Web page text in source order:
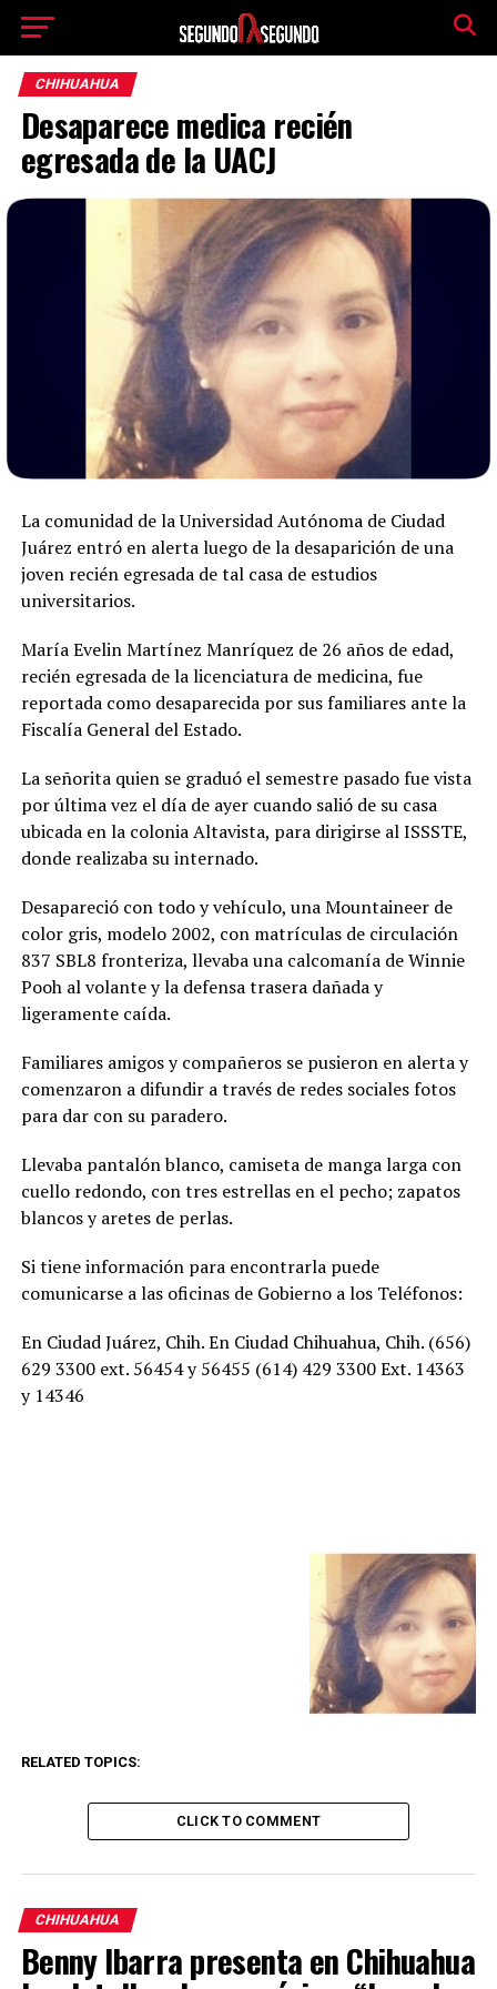
CHIHUAHUA
Desaparece medica recién
egresada de la UACJ
La comunidad de la Universidad Autónoma de Ciudad
Juárez entró en alerta luego de la desaparición de una
joven recién egresada de tal casa de estudios
universitarios.
María Evelin Martínez Manríquez de 26 años de edad,
recién egresada de la licenciatura de medicina, fue
reportada como desaparecida por sus familiares ante la
Fiscalía General del Estado.
La señorita quien se graduó el semestre pasado fue vista
por última vez el día de ayer cuando salió de su casa
ubicada en la colonia Altavista, para dirigirse al ISSSTE,
donde realizaba su internado.
Desapareció con todo y vehículo, una Mountaineer de
color gris, modelo 2002, con matrículas de circulación
837 SBL8 fronteriza, llevaba una calcomanía de Winnie
Pooh al volante y la defensa trasera dañada y
ligeramente caída.
Familiares amigos y compañeros se pusieron en alerta y
comenzaron a difundir a través de redes sociales fotos
para dar con su paradero.
Llevaba pantalón blanco, camiseta de manga larga con
cuello redondo, con tres estrellas en el pecho; zapatos
blancos y aretes de perlas.
Si tiene información para encontrarla puede
comunicarse a las oficinas de Gobierno a los Teléfonos:
En Ciudad Juárez, Chih. En Ciudad Chihuahua, Chih. (656)
629 3300 ext. 56454 y 56455 (614) 429 3300 Ext. 14363
y 14346
RELATED TOPICS:
CLICK TO COMMENT
CHIHUAHUA
Benny Ibarra presenta en Chihuahua